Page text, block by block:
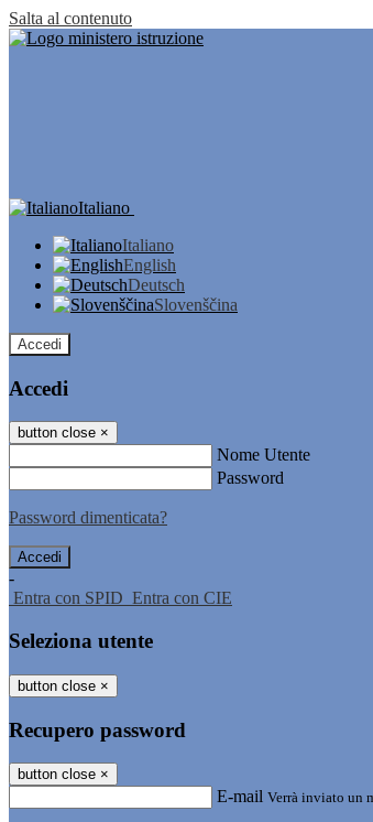
Salta al contenuto
Italiano
Italiano
English
Deutsch
Slovenščina
Accedi
Accedi
button close ×
Nome Utente
Password
Password dimenticata?
-
Entra con SPID Entra con CIE
Seleziona utente
button close ×
Recupero password
button close ×
E-mail Verrà inviato un